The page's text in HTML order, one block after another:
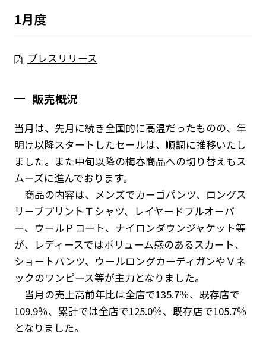
1月度
プレスリリース
販売概況
当月は、先月に続き全国的に高温だったものの、年
明け以降スタートしたセールは、順調に推移いたし
ました。また中旬以降の梅春商品への切り替えもス
ムーズに進んでおります。
商品の内容は、メンズでカーゴパンツ、ロングス
リーブプリントＴシャツ、レイヤードプルオーバ
ー、ウールＰコート、ナイロンダウンジャケット等
が、レディースではボリューム感のあるスカート、
ショートパンツ、ウールロングカーディガンやＶネ
ックのワンピース等が主力となりました。
当月の売上高前年比は全店で135.7％、既存店で
109.9％、累計では全店で125.0％、既存店で105.7％
となりました。